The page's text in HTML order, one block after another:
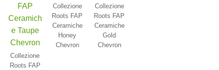
Collezione
Roots FAP
Collezione
Roots FAP
Ceramiche
Honey
Chevron
Collezione
Roots FAP
Ceramiche
Gold
Chevron